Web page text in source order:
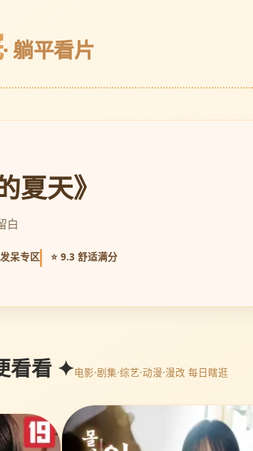
· 躺平看片
夏天》
白
呆专区 ⭐ 9.3 舒适满分
看看 ✦电影·剧集·综艺·动漫·漫改 每日瞎逛